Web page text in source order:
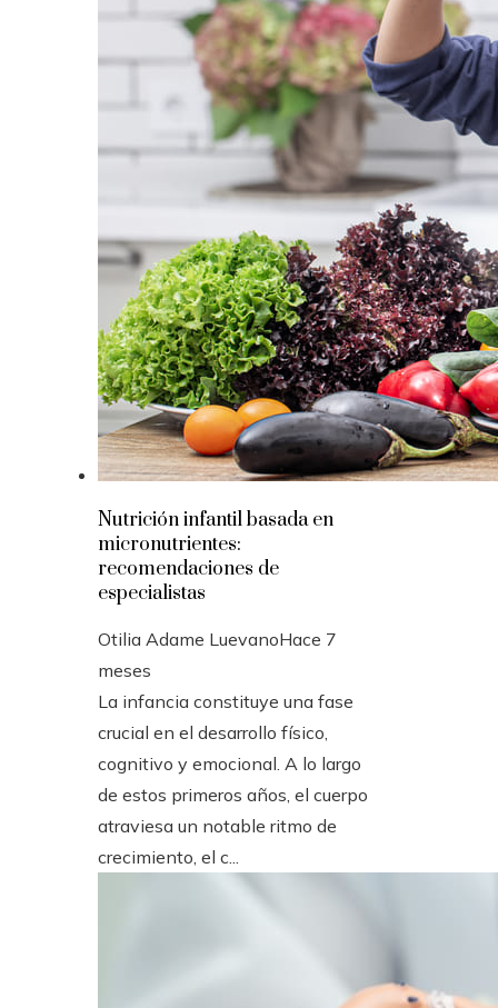
Nutrición infantil basada en
micronutrientes:
recomendaciones de
especialistas
Otilia Adame LuevanoHace 7
meses
La infancia constituye una fase
crucial en el desarrollo físico,
cognitivo y emocional. A lo largo
de estos primeros años, el cuerpo
atraviesa un notable ritmo de
crecimiento, el c...